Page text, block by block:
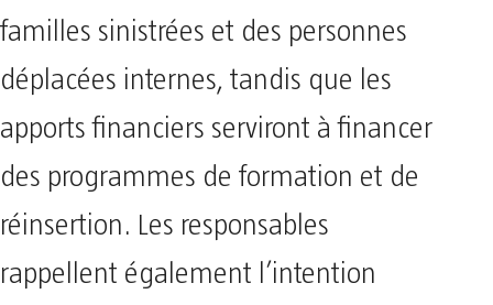
familles sinistrées et des personnes
déplacées internes, tandis que les
apports financiers serviront à financer
des programmes de formation et de
réinsertion. Les responsables
rappellent également l’intention